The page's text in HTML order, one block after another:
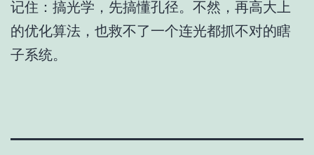
记住：搞光学，先搞懂孔径。不然，再高大上
的优化算法，也救不了一个连光都抓不对的瞎
子系统。